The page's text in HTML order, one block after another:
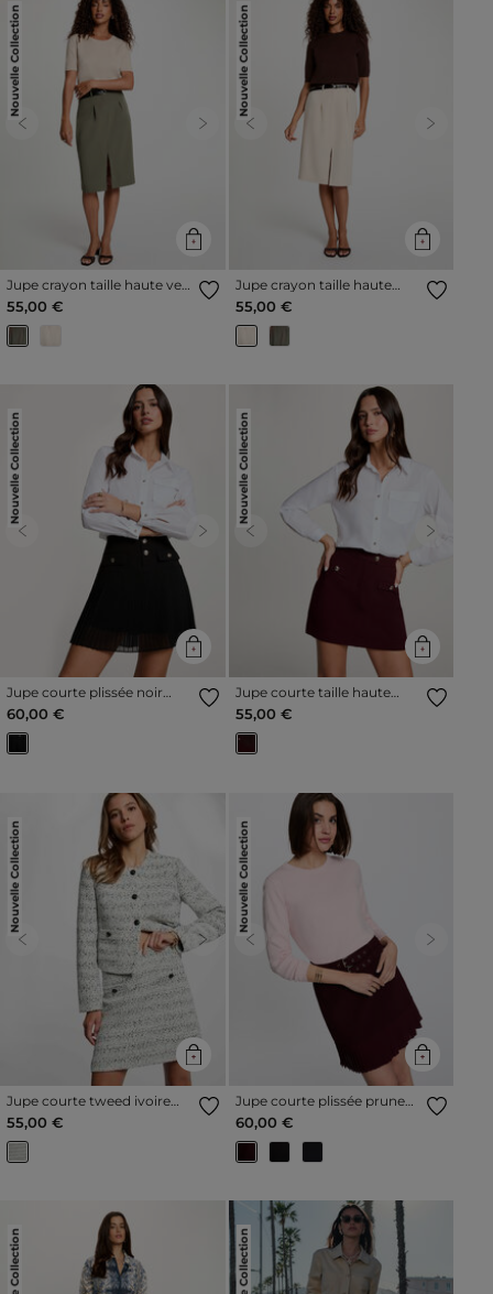
Nouvelle Collection
Previous Next
Jupe crayon taille haute vert
kaki femme
55,00 €
Nouvelle Collection
Previous Next
Jupe crayon taille haute
beige femme
55,00 €
Nouvelle Collection
Previous Next
Jupe courte plissée noir
femme
60,00 €
Nouvelle Collection
Previous Next
Jupe courte taille haute
prune femme
55,00 €
Nouvelle Collection
Previous Next
Jupe courte tweed ivoire
femme
55,00 €
Nouvelle Collection
Previous Next
Jupe courte plissée prune
femme
60,00 €